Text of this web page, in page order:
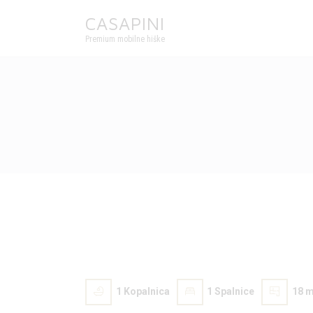
CASAPINI
Premium mobilne hiške
1 Kopalnica 1 Spalnice 18